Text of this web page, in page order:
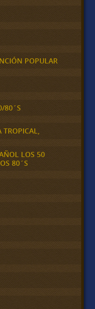
POPULAR
80´S
TROPICAL,
LOS 50
80´S